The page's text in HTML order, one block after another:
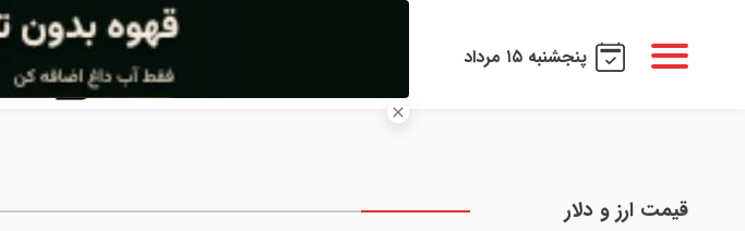
پنجشنبه ۱۵ مرداد
قیمت ارز و دلار